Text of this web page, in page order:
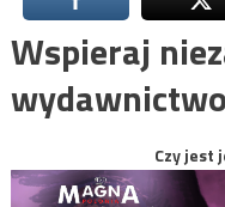
Wspieraj
Czy jest